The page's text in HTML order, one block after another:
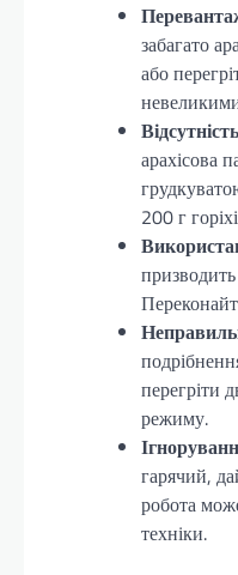
забагато
або
арахісова
200 г
перегріти
режиму.
гарячий,
робота
техніки.